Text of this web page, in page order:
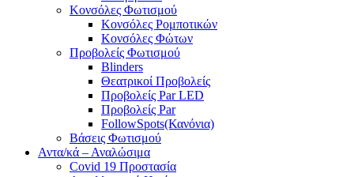
Κονσόλες Φωτισμού
Κονσόλες Ρομποτικών
Κονσόλες Φώτων
Προβολείς Φωτισμού
Blinders
Θεατρικοί Προβολείς
Προβολείς Par LED
Προβολείς Par
FollowSpots(Κανόνια)
Βάσεις Φωτισμού
Αντα/κά – Αναλώσιμα
Covid 19 Προστασία